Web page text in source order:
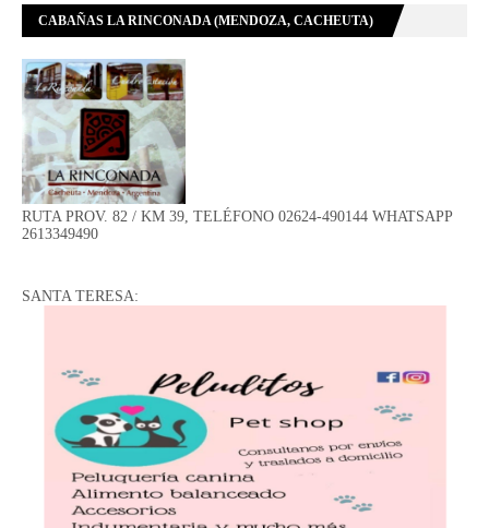
CABAÑAS LA RINCONADA (MENDOZA, CACHEUTA)
RUTA PROV. 82 / KM 39, TELÉFONO 02624-490144 WHATSAPP
2613349490
SANTA TERESA: